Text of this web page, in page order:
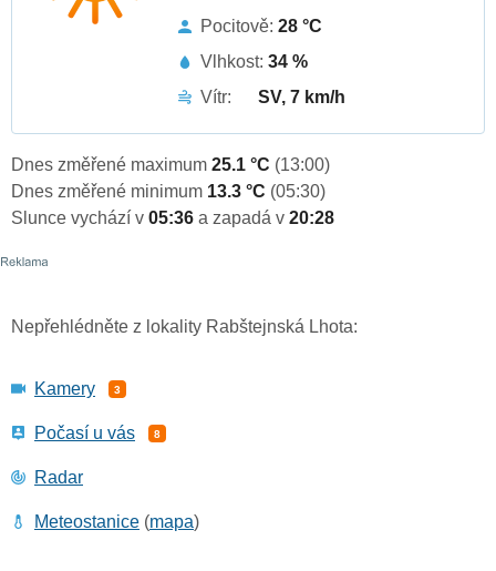
Pocitově: 28 °C
Vlhkost: 34 %
Vítr:
SV, 7 km/h
Dnes změřené maximum 25.1 °C (13:00)
Dnes změřené minimum 13.3 °C (05:30)
Slunce vychází v 05:36 a zapadá v 20:28
Nepřehlédněte z lokality Rabštejnská Lhota:
Kamery 3
Počasí u vás 8
Radar
Meteostanice (mapa)